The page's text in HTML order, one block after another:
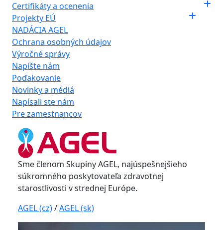
Certifikáty a ocenenia
Projekty EÚ
NADÁCIA AGEL
Ochrana osobných údajov
Výročné správy
Napíšte nám
Poďakovanie
Novinky a médiá
Napísali ste nám
Pre zamestnancov
Sme členom Skupiny AGEL, najúspešnejšieho
súkromného poskytovateľa zdravotnej
starostlivosti v strednej Európe.
AGEL (cz)/AGEL (sk)